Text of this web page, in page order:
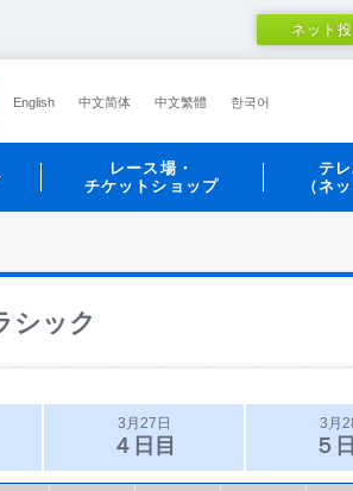
ネット
English 中文简体 中文繁體 한국어
レース場・
チケットショップ
テ
（ネ
シック
3月27日
４日目
3月
５